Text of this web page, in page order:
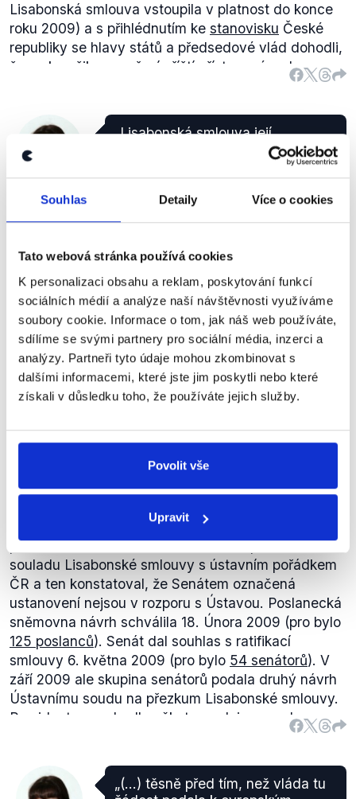
Souhlas Detaily Více o cookies
Tato webová stránka používá cookies
K personalizaci obsahu a reklam, poskytování funkcí
sociálních médií a analýze naší návštěvnosti využíváme
soubory cookie. Informace o tom, jak náš web používáte,
sdílíme se svými partnery pro sociální média, inzerci a
analýzy. Partneři tyto údaje mohou zkombinovat s
dalšími informacemi, které jste jim poskytli nebo které
získali v důsledku toho, že používáte jejich služby.
Povolit vše
Upravit
Lisabonská smlouva vstoupila v platnost do konce
roku 2009) a s přihlédnutím ke stanovisku České
republiky se hlavy států a předsedové vlád dohodli,
že v okamžiku uzavření příští přístupové smlouvy
bude v souladu s příslušnými ústavními předpisy
Evropské unii a ke Smlouvě o fungování Evropské
Zuzana
„Lisabonská smlouva její
ratifikace, budila četné otázky,
byla dvakrát u Ústavního soudu, a
obě komory českého parlamentu
tuto Lisabonskou smlouvu
čekalo, že prezident pouze připojí
podpis, došlo k tomu, že prezident
přišel s požadavkem výjimky.“
Jiné,17. dubna 2012
PRAVDA
smlouvu projednával dvakrát Ústavní soud, byla
schválena oběma komorami parlamentu a následně
se objevil požadavek prezidenta Klause na výjimku.
Lisabonská smlouva (jakoSněmovní tisk 407) byla
vyslovení souhlasu s ratifikací. Senát následně
podal Ústavnímu soudu ČR návrh na přezkum
souladu Lisabonské smlouvy s ústavním pořádkem
ČR a ten konstatoval, že Senátem označená
ustanovení nejsou v rozporu s Ústavou. Poslanecká
sněmovna návrh schválila 18. Února 2009 (pro bylo
125 poslanců). Senát dal souhlas s ratifikací
smlouvy 6. května 2009 (pro bylo 54 senátorů). V
září 2009 ale skupina senátorů podala druhý návrh
Ústavnímu soudu na přezkum Lisabonské smlouvy.
Prezident se rozhodl vyčkat s podpisem smlouvy,
dokud senátoři návrh k Ústavnímu soudu nepodají.
výjimku z Listiny základních práv a svobod, jako si
vyjednalo Polsko a Velká Británie. Ústavní soud 3.
„(…) těsně před tím, než vláda tu